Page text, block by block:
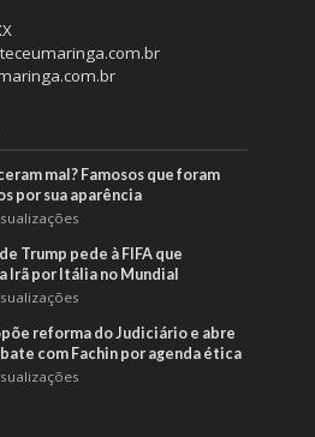
mal? Famosos que foram
por sua aparência
Trump pede à FIFA que
Irã por Itália no Mundial
reforma do Judiciário e abre
com Fachin por agenda ética